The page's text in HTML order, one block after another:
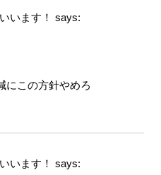
います！
says:
にこの方針やめろ
います！
says: